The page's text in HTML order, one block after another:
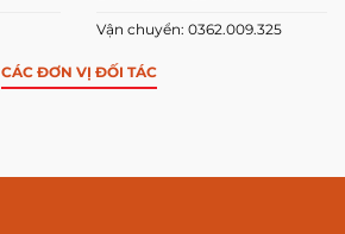
Vận chuyển: 0362.009.325
CÁC ĐƠN VỊ ĐỐI TÁC